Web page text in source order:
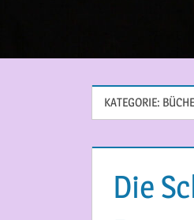
KATEGORIE:
Die